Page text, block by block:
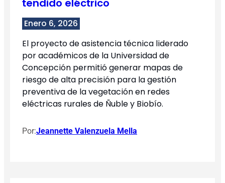
tendido eléctrico
Enero 6, 2026
El proyecto de asistencia técnica liderado
por académicos de la Universidad de
Concepción permitió generar mapas de
riesgo de alta precisión para la gestión
preventiva de la vegetación en redes
eléctricas rurales de Ñuble y Biobío.
Por:Jeannette Valenzuela Mella